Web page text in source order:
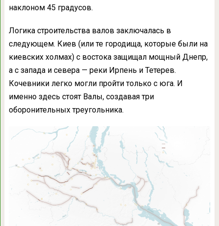
наклоном 45 градусов.
Логика строительства валов заключалась в
следующем. Киев (или те городища, которые были на
киевских холмах) с востока защищал мощный Днепр,
а с запада и севера — реки Ирпень и Тетерев.
Кочевники легко могли пройти только с юга. И
именно здесь стоят Валы, создавая три
оборонительных треугольника.